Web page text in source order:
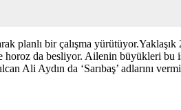
planlı bir çalışma
da besliyor. Ailenin büyükleri
Ali Aydın da ‘Sarıbaş’ adlarını